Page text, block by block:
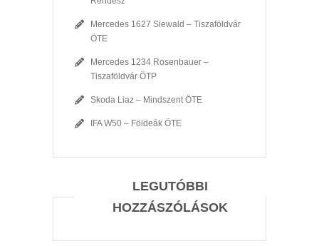
Mercedes 1627 Siewald – Tiszaföldvár
ÖTE
Mercedes 1234 Rosenbauer –
Tiszaföldvár ÖTP
Skoda Liaz – Mindszent ÖTE
IFA W50 – Földeák ÖTE
LEGUTÓBBI
HOZZÁSZÓLÁSOK